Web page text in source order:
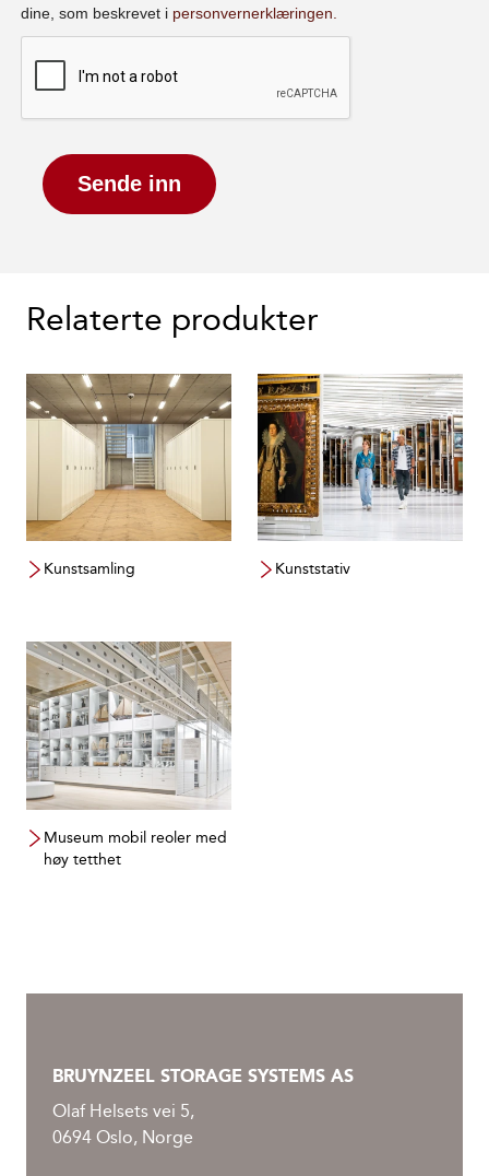
dine, som beskrevet i personvernerklæringen.
Sende inn
Relaterte produkter
Kunstsamling Kunststativ
Museum mobil reoler med
høy tetthet
BRUYNZEEL STORAGE SYSTEMS AS
Olaf Helsets vei 5,
0694 Oslo, Norge